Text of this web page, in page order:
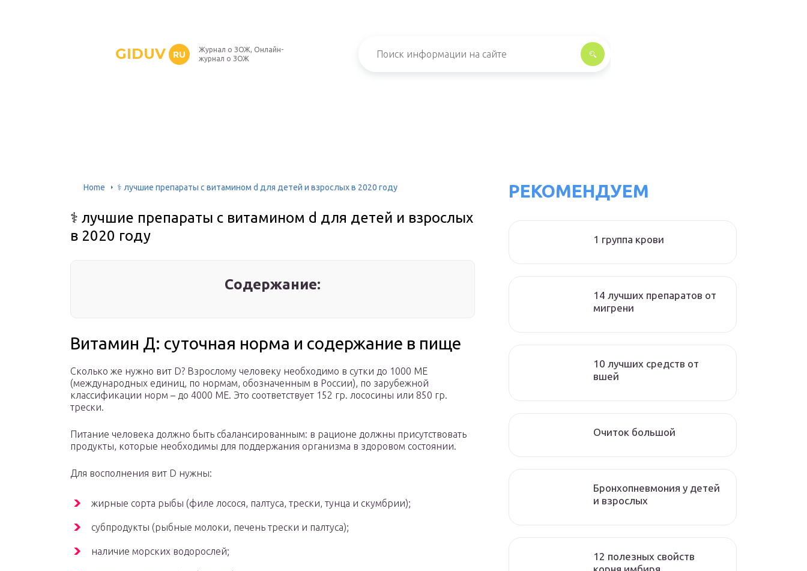
GIDUV RU
Журнал о ЗОЖ, Онлайн-
журнал о ЗОЖ
Home ‍⚕️‍‍‍ лучшие препараты с витамином d для детей и взрослых в 2020 году
‍⚕️‍‍‍ лучшие препараты с витамином d для детей и взрослых
в 2020 году
Содержание:
Витамин Д: суточная норма и содержание в пище
Сколько же нужно вит D? Взрослому человеку необходимо в сутки до 1000 МЕ
(международных единиц, по нормам, обозначенным в России), по зарубежной
классификации норм – до 4000 МЕ. Это соответствует 152 гр. лососины или 850 гр.
трески.
Питание человека должно быть сбалансированным: в рационе должны присутствовать
продукты, которые необходимы для поддержания организма в здоровом состоянии.
Для восполнения вит D нужны:
жирные сорта рыбы (филе лосося, палтуса, трески, тунца и скумбрии);
субпродукты (рыбные молоки, печень трески и палтуса);
наличие морских водорослей;
РЕКОМЕНДУЕМ
1 группа крови
14 лучших препаратов от
мигрени
10 лучших средств от
вшей
Очиток большой
Бронхопневмония у детей
и взрослых
12 полезных свойств